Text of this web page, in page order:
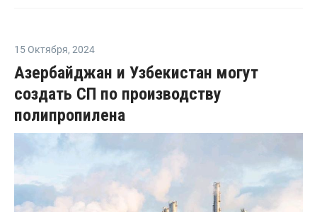
15 Октября, 2024
Азербайджан и Узбекистан могут
создать СП по производству
полипропилена